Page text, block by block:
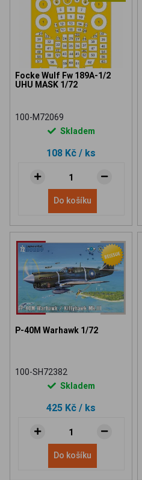
Focke Wulf Fw 189A-1/2
UHU MASK 1/72
100-M72069
Skladem
108 Kč / ks
Do košíku
P-40M Warhawk 1/72
100-SH72382
Skladem
425 Kč / ks
Do košíku